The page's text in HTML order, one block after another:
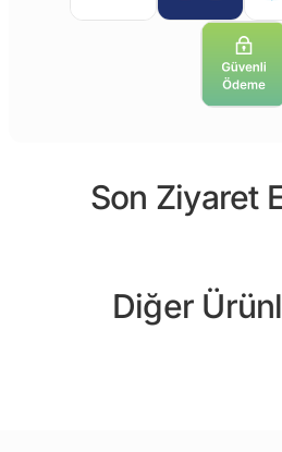
Son Ziyaret
Diğer